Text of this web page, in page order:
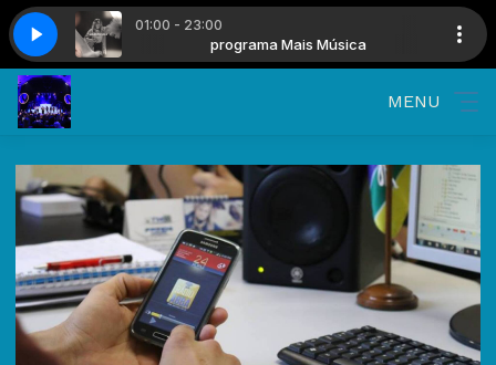
01:00 - 23:00
Música programa Mais Música
- Nada mais Julliany Souza - Nada mais
MENU